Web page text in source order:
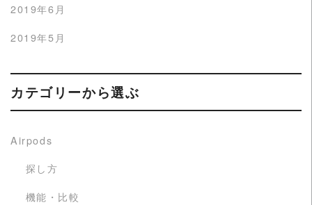
2019年6月
2019年5月
カテゴリーから選ぶ
Airpods
探し方
機能・比較